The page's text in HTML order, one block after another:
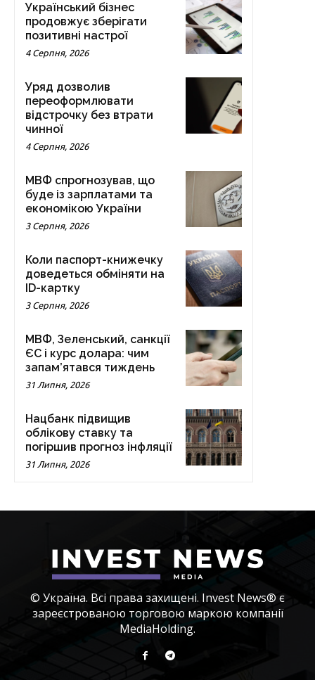
Український бізнес
продовжує зберігати
позитивні настрої
4 Серпня, 2026
Уряд дозволив
переоформлювати
відстрочку без втрати
чинної
4 Серпня, 2026
МВФ спрогнозував, що
буде із зарплатами та
економікою України
3 Серпня, 2026
Коли паспорт-книжечку
доведеться обміняти на
ID-картку
3 Серпня, 2026
МВФ, Зеленський, санкції
ЄС і курс долара: чим
запам’ятався тиждень
31 Липня, 2026
Нацбанк підвищив
облікову ставку та
погіршив прогноз інфляції
31 Липня, 2026
© Україна. Всі права захищені. Invest News® є
зареєстрованою торговою маркою компанії
MediaHolding.